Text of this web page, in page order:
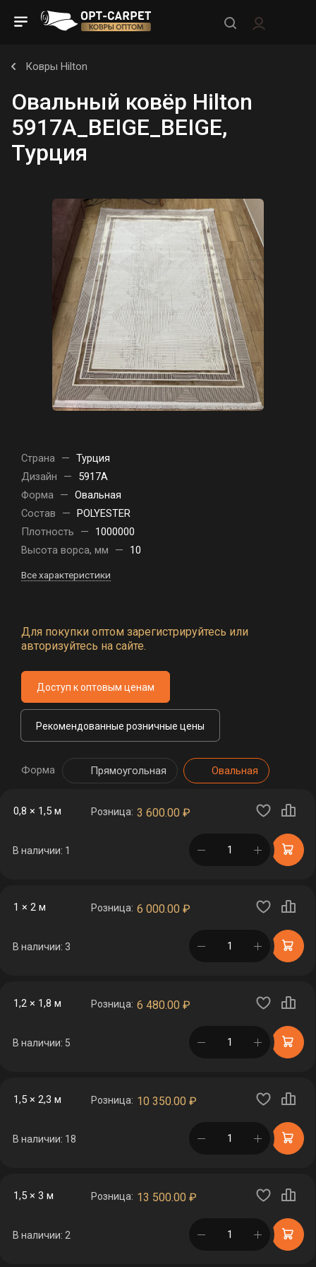
Ковры Hilton
Овальный ковёр Hilton
5917A_BEIGE_BEIGE,
Турция
Страна — Турция
Дизайн
—
5917A
Форма — Овальная
Состав
— POLYESTER
Плотность
—
1000000
Высота ворса, мм
— 10
Все характеристики
Для покупки оптом зарегистрируйтесь или
авторизуйтесь на сайте.
Доступ к оптовым ценам
Рекомендованные розничные цены
Форма Прямоугольная Овальная
0,8 × 1,5 м Розница: 3 600.00 ₽
В наличии: 1 в корзине
1 × 2 м Розница: 6 000.00 ₽
В наличии: 3 в корзине
1,2 × 1,8 м Розница: 6 480.00 ₽
В наличии: 5 в корзине
1,5 × 2,3 м Розница: 10 350.00 ₽
В наличии: 18 в корзине
1,5 × 3 м Розница: 13 500.00 ₽
В наличии: 2 в корзине